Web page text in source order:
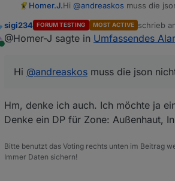
Homer.J.Hi @andreaskos muss die
Online
sigi234 FORUM TESTING MOST ACTIVE schrieb
zuletzt
@Homer-J sagte in Umfassendes
Hi @andreaskos muss die json
Hm, denke ich auch. Ich möchte ja
Denke ein DP für Zone: Außenhaut,
Bitte benutzt das Voting rechts unten im Beitrag
Immer Daten sichern!